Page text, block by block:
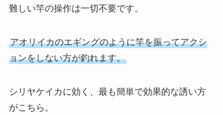
難しい竿の操作は一切不要です。
アオリイカのエギングのように竿を振ってアクシ
ョンをしない方が釣れます。
シリヤケイカに効く、最も簡単で効果的な誘い方
がこちら。